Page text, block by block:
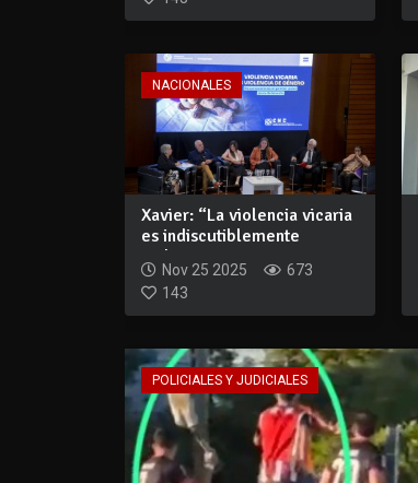
NACIONALES
Xavier: “La violencia vicaria
es indiscutiblemente
violencia...
Nov 25 2025
673
143
POLICIALES Y JUDICIALES